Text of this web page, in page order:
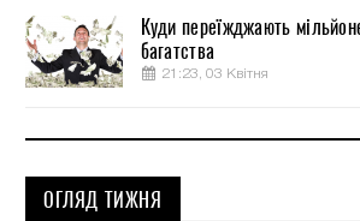
Куди переїжджають
багатства
21:23, 03 Квітня
ОГЛЯД ТИЖНЯ